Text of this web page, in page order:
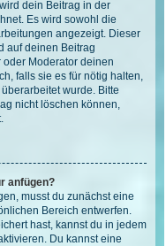
dein Beitrag in der
Es wird sowohl die
angezeigt. Dieser
auf deinen Beitrag
Moderator deinen
falls sie es für nötig halten,
wurde. Bitte
nicht löschen können,
anfügen?
musst du zunächst eine
Bereich entwerfen.
hast, kannst du in jedem
Du kannst eine